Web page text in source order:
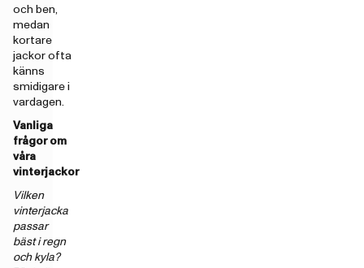
och ben,
medan
kortare
jackor ofta
känns
smidigare i
vardagen.
Vanliga
frågor om
våra
vinterjackor
Vilken
vinterjacka
passar
bäst i regn
och kyla?